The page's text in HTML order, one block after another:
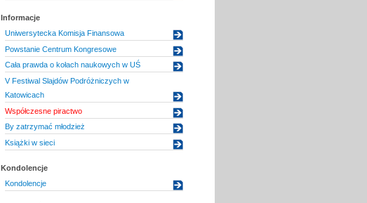
Informacje
Uniwersytecka Komisja Finansowa
Powstanie Centrum Kongresowe
Cała prawda o kołach naukowych w UŚ
V Festiwal Slajdów Podróżniczych w
Katowicach
Współczesne piractwo
By zatrzymać młodzież
Książki w sieci
Kondolencje
Kondolencje